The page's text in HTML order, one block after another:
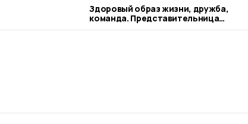
Здоровый образ жизни, дружба,
команда. Представительница
наукограда рассказывает о своих